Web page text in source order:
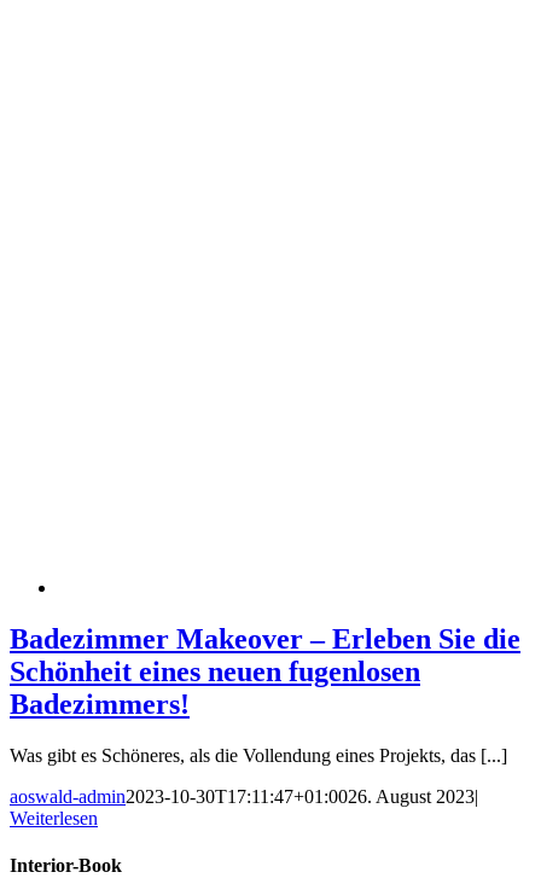
Badezimmer Makeover – Erleben Sie die
Schönheit eines neuen fugenlosen
Badezimmers!
Was gibt es Schöneres, als die Vollendung eines Projekts, das [...]
aoswald-admin2023-10-30T17:11:47+01:0026. August 2023|
Weiterlesen
Interior-Book